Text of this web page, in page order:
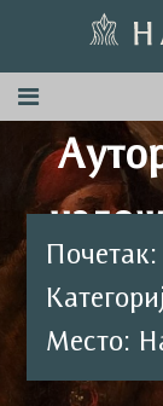
Место: